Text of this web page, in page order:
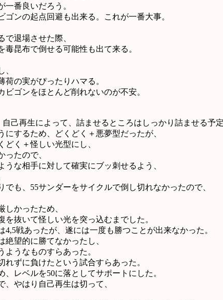
番良いだろう。
ンの起点回避も出来る。これが一番大事。
退場させた際、
昆布で倒せる可能性も出て来る。
、
の実がぴったりハマる。
ゴンをほとんど削れないのが不安。
己再生によって、詰ませるところはしっかり詰ませる予
するため、どくどく＋悪夢型だったが、
どく＋怪しい光型にし、
たので、
な相手に対して確実にブッ刺せるよう、
も、55サンダーをサイクルで倒し切れなかったので、
かったため、
抜いて怪しい光を突っ込むまでした。
戦あったが、遂には一度も勝つことが出来なかった。
望的に勝てなかったし、
うなものすらあった。
ずに負けたという試合すらあった。
レベルを50に落としてサポートにした。
やはり自己再生は切って、